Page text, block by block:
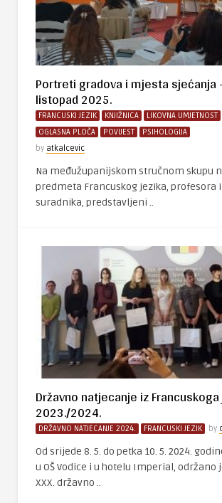
Portreti gradova i mjesta sjećanja
listopad 2025.
FRANCUSKI JEZIK KNJIŽNICA LIKOVNA UMJETNOST
OGLASNA PLOČA
POVIJEST
PSIHOLOGIJA
by atkalcevic
Na međužupanijskom stručnom skupu
predmeta Francuskog jezika, profesora
suradnika, predstavljeni ..
Državno natjecanje iz
2023./2024.
DRŽAVNO NATJECANJE 2024. FRANCUSKI JEZIK by
Od srijede 8. 5. do petka 10. 5. 2024.
u OŠ Vodice i u hotelu Imperial, održano
XXX. državno ..